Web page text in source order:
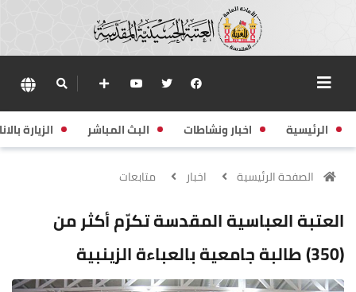
الرئيسية اخبار ونشاطات البث المباشر الزيارة
الصفحة الرئيسية اخبار متابعات
العتبة العباسية المقدسة تكرّم أكثر من
(350) طالبة جامعية بالعباءة الزينبية